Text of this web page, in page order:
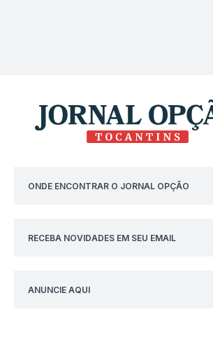
ONDE ENCONTRAR O JORNAL OPÇÃO
RECEBA NOVIDADES EM SEU EMAIL
ANUNCIE AQUI